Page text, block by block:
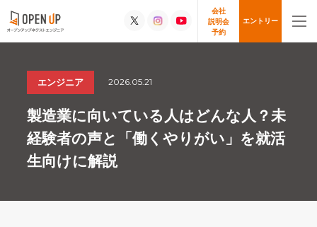
会社
説明会
予約
エントリー
エンジニア 2026.05.21
製造業に向いている人はどんな人？未
経験者の声と「働くやりがい」を就活
生向けに解説